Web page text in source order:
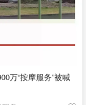
万“按摩服务”被喊